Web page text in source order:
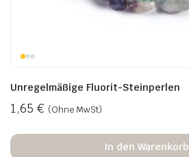
Unregelmäßige Fluorit-Steinperlen
1,65 € (Ohne MwSt)
In den Warenkorb